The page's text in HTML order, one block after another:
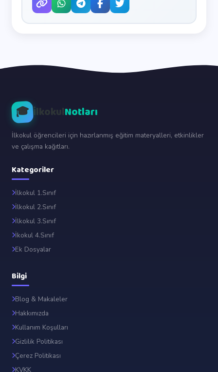
🎓 İlkokulNotları
İlkokul öğrencileri için hazırlanmış eğitim materyalleri, etkinlikler
ve çalışma kağıtları.
Kategoriler
İlkokul 1.Sınıf
İlkokul 2.Sınıf
İlkokul 3.Sınıf
İkokul 4.Sınıf
Ek Dosyalar
Bilgi
Blog & Makaleler
Hakkımızda
Kullanım Koşulları
Gizlilik Politikası
Çerez Politikası
KVKK